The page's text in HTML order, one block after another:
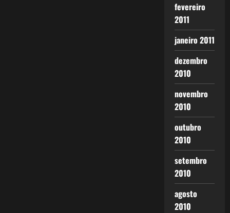
fevereiro
2011
janeiro 2011
dezembro
2010
novembro
2010
outubro
2010
setembro
2010
agosto
2010